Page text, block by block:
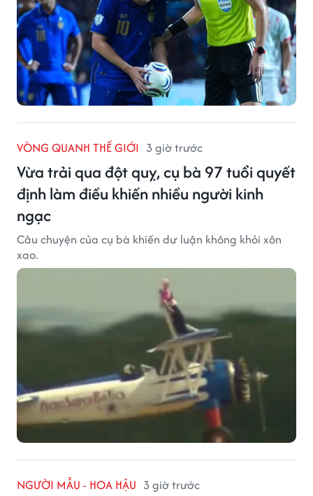
VÒNG QUANH THẾ GIỚI 3 giờ trước
Vừa trải qua đột quỵ, cụ bà 97 tuổi quyết
định làm điều khiến nhiều người kinh
ngạc
Câu chuyện của cụ bà khiến dư luận không khỏi xôn
xao.
NGƯỜI MẪU - HOA HẬU 3 giờ trước